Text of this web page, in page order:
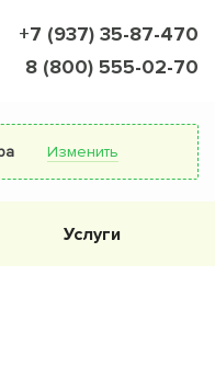
+7 (937) 35-87-470
8 (800) 555-02-70
Изменить
Услуги